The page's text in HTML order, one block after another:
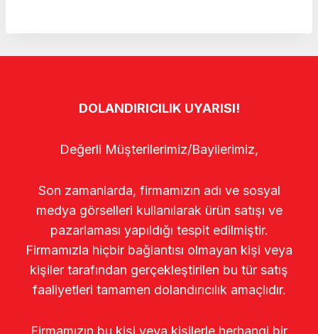
DOLANDIRICILIK UYARISI!
Değerli Müşterilerimiz/Bayilerimiz,
Son zamanlarda, firmamızın adı ve sosyal
medya görselleri kullanılarak ürün satışı ve
pazarlaması yapıldığı tespit edilmiştir.
Firmamızla hiçbir bağlantısı olmayan kişi veya
kişiler tarafından gerçekleştirilen bu tür satış
faaliyetleri tamamen dolandırıcılık amaçlıdır.
Firmamızın bu kişi veya kişilerle herhangi bir